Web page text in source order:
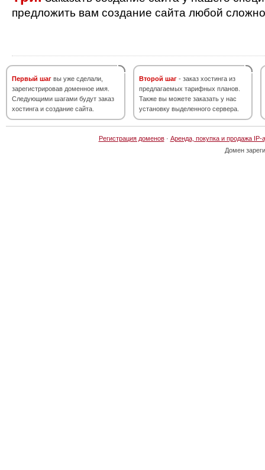
предложить вам создание сайта любой
Первый шаг вы уже сделали,
зарегистрировав доменное имя.
Следующими шагами будут заказ
хостинга и создание сайта.
Второй шаг - заказ хостинга из
предлагаемых тарифных планов.
Также вы можете заказать у нас
установку выделенного сервера.
Регистрация доменов· Аренда, покупка и продажа IP-
Домен